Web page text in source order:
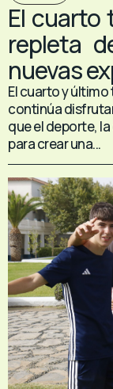
El cuarto
repleta
nuevas
El cuarto y
continúa
que el deporte,
para crear una...